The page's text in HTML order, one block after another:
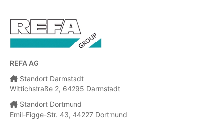
REFA AG
Standort Darmstadt
Wittichstraße 2, 64295 Darmstadt
Standort Dortmund
Emil-Figge-Str. 43, 44227 Dortmund